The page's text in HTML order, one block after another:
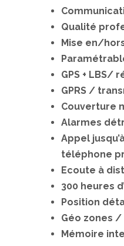
Qualité
Mise en/
GPS + LBS/
GPRS /
Couverture
Alarmes
Appel
téléphone
Ecoute à
300 heures
Position
Géo zones /
Mémoire